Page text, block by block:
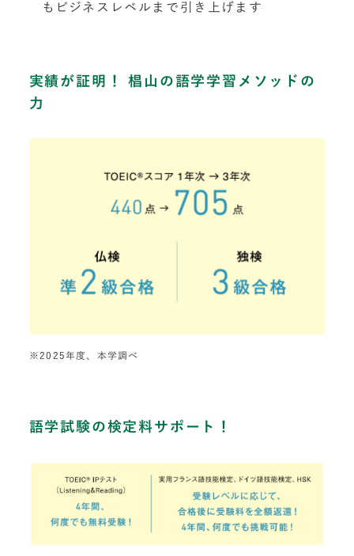
もビジネスレベルまで引き上げます
実績が証明！ 椙山の語学学習メソッドの
力
※2025年度、本学調べ
語学試験の検定料サポート！